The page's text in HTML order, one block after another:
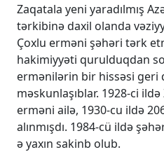
Zaqatala yeni yaradılmış
tərkibinə daxil olanda
Çoxlu erməni şəhəri tərk
hakimiyyəti qurulduqdan
ermənilərin bir hissəsi geri
məskunlaşıblar. 1928-ci
erməni ailə, 1930-cu ildə
alınmışdı. 1984-cü ildə
ə yaxın sakinb olub.